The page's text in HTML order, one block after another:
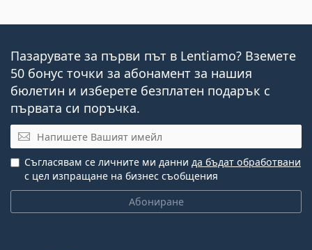
Пазарувате за първи път в Lentiamo? Вземете
50 бонус точки за абонамент за нашия
бюлетин и изберете безплатен подарък с
първата си поръчка.
Имейл
Абониране
Съгласявам се личните ми данни да бъдат обработвани
с цел изпращане на бизнес съобщения